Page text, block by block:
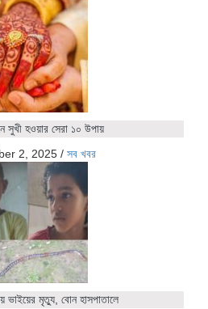
সুখী হওয়ার সেরা ১০ উপায়
2, 2025 / সব খবর
ভাইয়ের মৃত্যু, বোন হাসপাতালে